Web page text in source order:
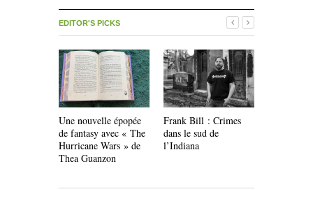
EDITOR'S PICKS
Une nouvelle épopée
de fantasy avec « The
Hurricane Wars » de
Thea Guanzon
Frank Bill : Crimes
dans le sud de
l’Indiana